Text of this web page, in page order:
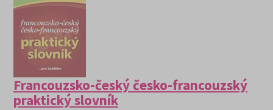
Francouzsko-český česko-francouzský
praktický slovník